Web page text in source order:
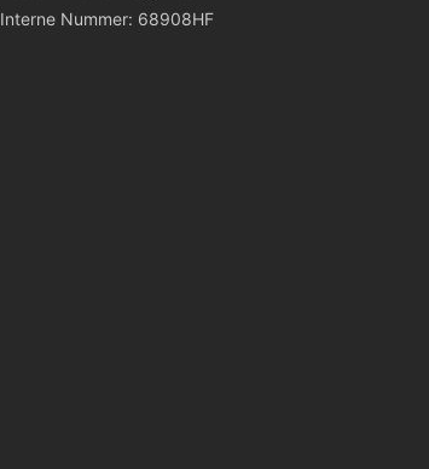
Interne Nummer: 68908HF